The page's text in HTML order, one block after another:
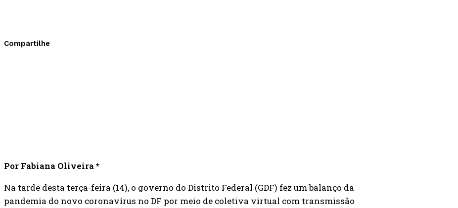
Compartilhe
Por Fabiana Oliveira *
Na tarde desta terça-feira (14), o governo do Distrito Federal (GDF) fez um balanço da
pandemia do novo coronavírus no DF por meio de coletiva virtual com transmissão